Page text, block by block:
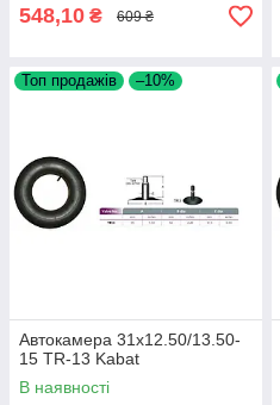
548,10 ₴ 609 ₴
Топ продажів –10%
Автокамера 31x12.50/13.50-
15 TR-13 Kabat
В наявності